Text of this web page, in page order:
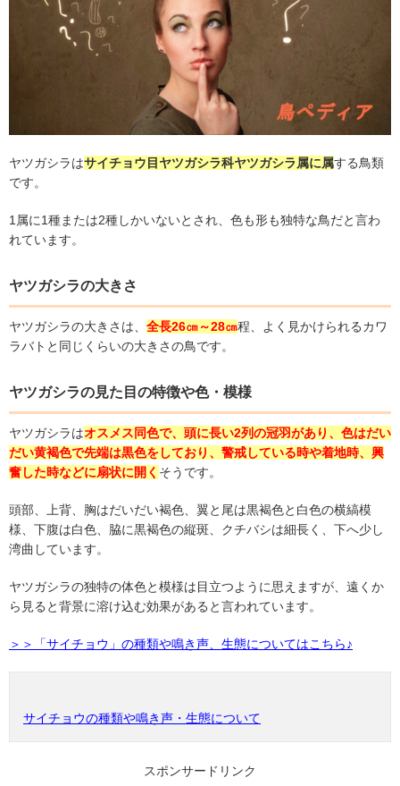
ヤツガシラはサイチョウ目ヤツガシラ科ヤツガシラ属に属する鳥類
です。
1属に1種または2種しかいないとされ、色も形も独特な鳥だと言わ
れています。
ヤツガシラの大きさ
ヤツガシラの大きさは、 全長26㎝～28㎝程、よく見かけられるカワ
ラバトと同じくらいの大きさの鳥です。
ヤツガシラの見た目の特徴や色・模様
ヤツガシラはオスメス同色で、頭に長い2列の冠羽があり、色はだい
だい黄褐色で先端は黒色をしており、警戒している時や着地時、興
奮した時などに扇状に開く そうです。
頭部、上背、胸はだいだい褐色、翼と尾は黒褐色と白色の横縞模
様、下腹は白色、脇に黒褐色の縦斑、クチバシは細長く、下へ少し
湾曲しています。
ヤツガシラの独特の体色と模様は目立つように思えますが、遠くか
ら見ると背景に溶け込む効果があると言われています。
＞＞「サイチョウ」の種類や鳴き声、生態についてはこちら♪
サイチョウの種類や鳴き声・生態について
スポンサードリンク